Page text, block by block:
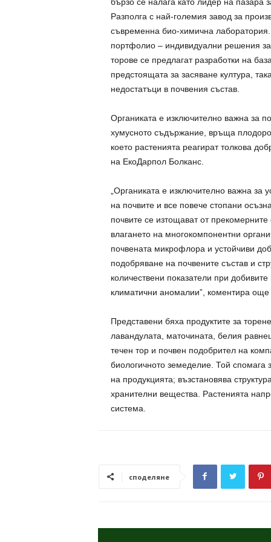
Разполга с най-големия завод за
съвременна био-химична
портфолио – индивидуални решения
торове се предлагат разработки на
предстоящата за засяване култура,
недостатъци в почвения състав.
Органиката е изключително важна за
хумусното съдържание, връща
което растенията реагират толкова
на ЕкоДарпол Болканс.
„Органиката е изключително важна за
на почвите и все повече стопани
почвите се изтощават от
влагането на многокомпонентни
почвената микрофлора и устойчиви
подобряване на почвените състав и
количествени показатели при
климатични аномалии”, коментира
Представени бяха продуктите за
лавандулата, маточината, белия
течен тор и почвен подобрител на
биологичното земеделие. Той спомага
на продукцията; възстановява
хранителни вещества. Растенията
система.
споделяне